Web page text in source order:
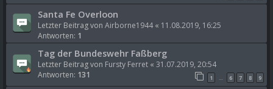
Santa Fe Overloon
Letzter Beitrag von Airborne1944 « 11.08.2019, 16:25
Antworten: 1
Tag der Bundeswehr Faßberg
Letzter Beitrag von Fursty Ferret « 31.07.2019, 20:54
Antworten: 131 1 … 6 7 8 9